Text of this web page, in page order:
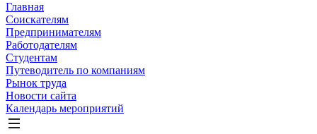
Главная
Соискателям
Предпринимателям
Работодателям
Студентам
Путеводитель по компаниям
Рынок труда
Новости сайта
Календарь мероприятий